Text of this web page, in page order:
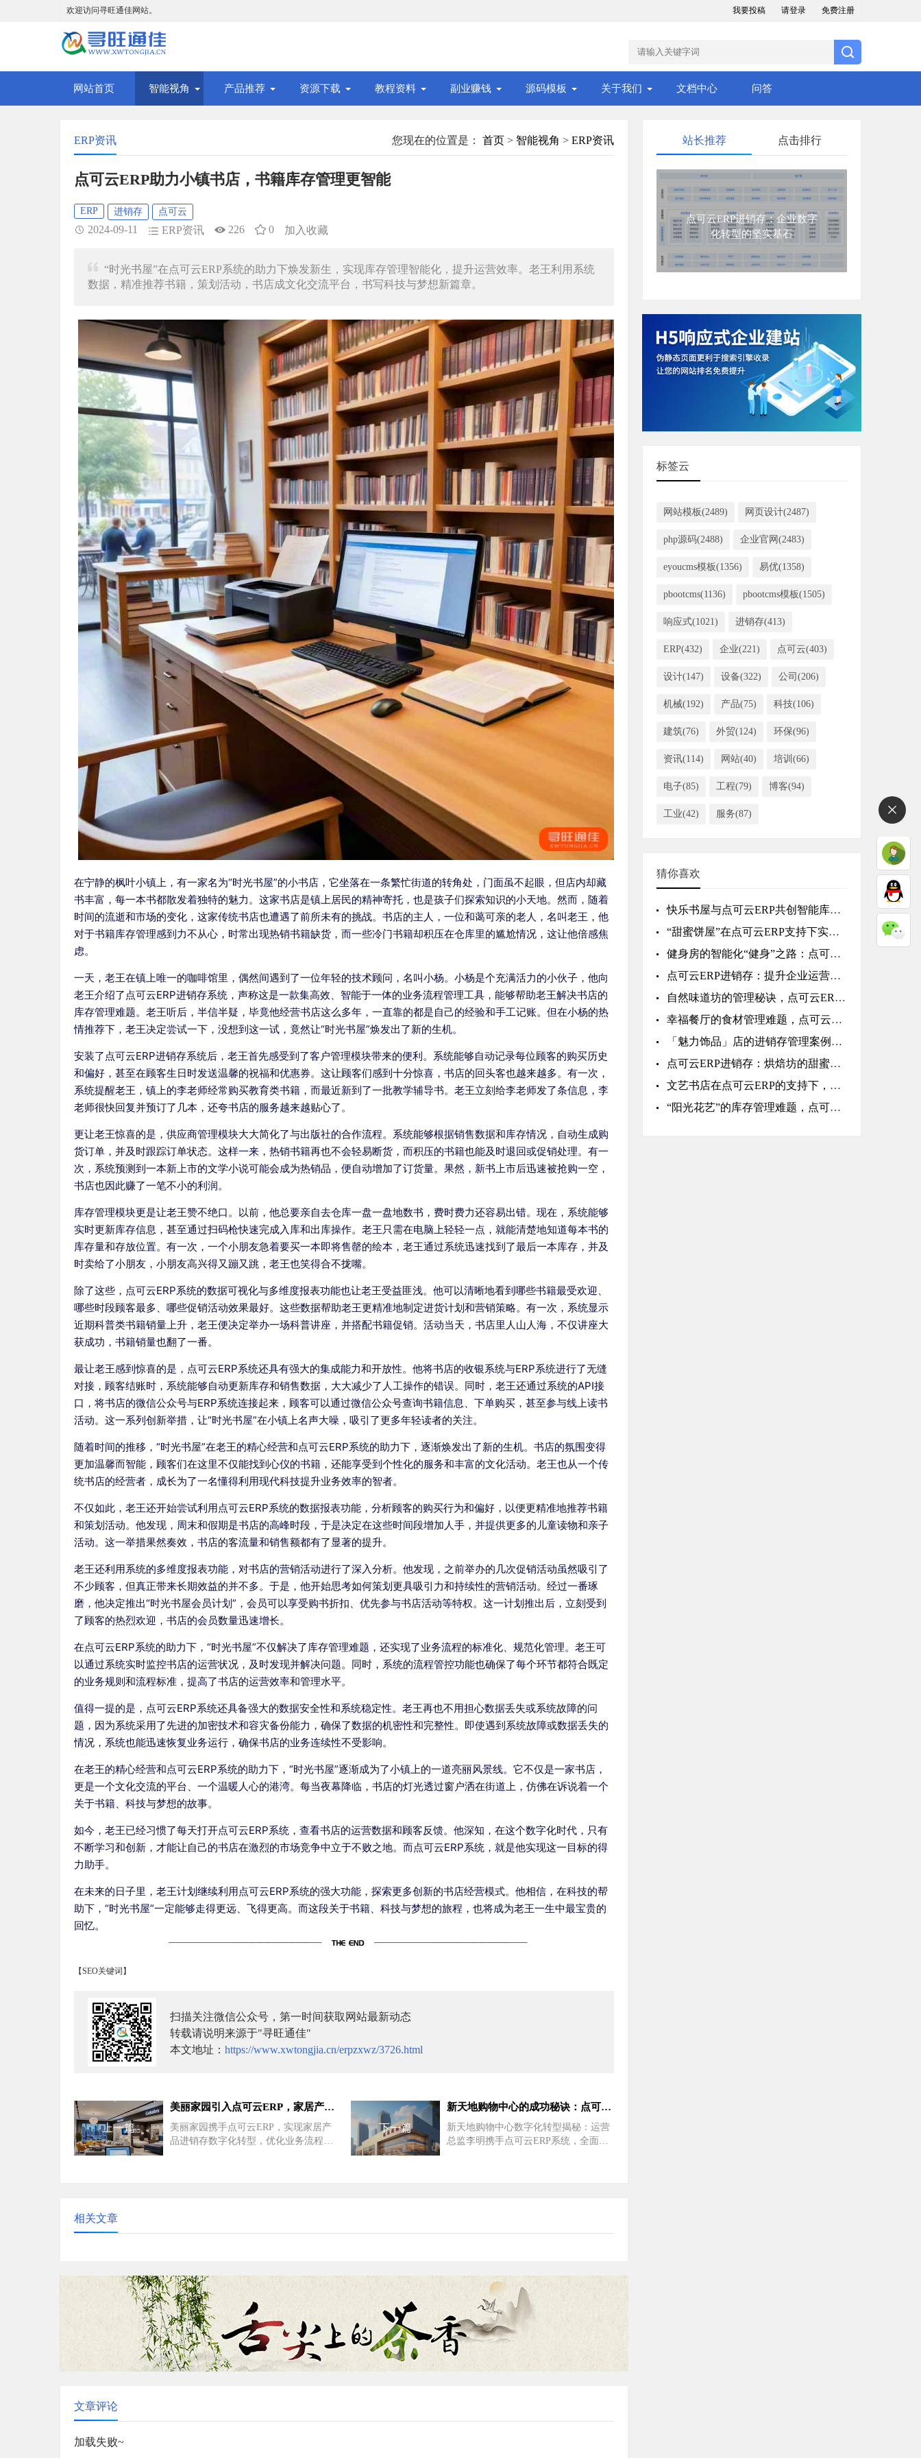
欢迎访问寻旺通佳网站。 我要投稿 请登录 免费注册
网站首页 智能视角 产品推荐 资源下载 教程资料 副业赚钱 源码模板 关于我们 文档中心 问答
您现在的位置是： 首页 > 智能视角 > ERP资讯
ERP资讯
点可云ERP助力小镇书店，书籍库存管理更智能
ERP 进销存 点可云
2024-09-11 ERP资讯 226 0 加入收藏
“时光书屋”在点可云ERP系统的助力下焕发新生，实现库存管理智能化，提升运营效率。老王利用系统
数据，精准推荐书籍，策划活动，书店成文化交流平台，书写科技与梦想新篇章。
在宁静的枫叶小镇上，有一家名为“时光书屋”的小书店，它坐落在一条繁忙街道的转角处，门面虽不起眼，但店内却藏
书丰富，每一本书都散发着独特的魅力。这家书店是镇上居民的精神寄托，也是孩子们探索知识的小天地。然而，随着
时间的流逝和市场的变化，这家传统书店也遭遇了前所未有的挑战。书店的主人，一位和蔼可亲的老人，名叫老王，他
对于书籍库存管理感到力不从心，时常出现热销书籍缺货，而一些冷门书籍却积压在仓库里的尴尬情况，这让他倍感焦
虑。
一天，老王在镇上唯一的咖啡馆里，偶然间遇到了一位年轻的技术顾问，名叫小杨。小杨是个充满活力的小伙子，他向
老王介绍了点可云ERP进销存系统，声称这是一款集高效、智能于一体的业务流程管理工具，能够帮助老王解决书店的
库存管理难题。老王听后，半信半疑，毕竟他经营书店这么多年，一直靠的都是自己的经验和手工记账。但在小杨的热
情推荐下，老王决定尝试一下，没想到这一试，竟然让“时光书屋”焕发出了新的生机。
安装了点可云ERP进销存系统后，老王首先感受到了客户管理模块带来的便利。系统能够自动记录每位顾客的购买历史
和偏好，甚至在顾客生日时发送温馨的祝福和优惠券。这让顾客们感到十分惊喜，书店的回头客也越来越多。有一次，
系统提醒老王，镇上的李老师经常购买教育类书籍，而最近新到了一批教学辅导书。老王立刻给李老师发了条信息，李
老师很快回复并预订了几本，还夸书店的服务越来越贴心了。
更让老王惊喜的是，供应商管理模块大大简化了与出版社的合作流程。系统能够根据销售数据和库存情况，自动生成购
货订单，并及时跟踪订单状态。这样一来，热销书籍再也不会轻易断货，而积压的书籍也能及时退回或促销处理。有一
次，系统预测到一本新上市的文学小说可能会成为热销品，便自动增加了订货量。果然，新书上市后迅速被抢购一空，
书店也因此赚了一笔不小的利润。
库存管理模块更是让老王赞不绝口。以前，他总要亲自去仓库一盘一盘地数书，费时费力还容易出错。现在，系统能够
实时更新库存信息，甚至通过扫码枪快速完成入库和出库操作。老王只需在电脑上轻轻一点，就能清楚地知道每本书的
库存量和存放位置。有一次，一个小朋友急着要买一本即将售罄的绘本，老王通过系统迅速找到了最后一本库存，并及
时卖给了小朋友，小朋友高兴得又蹦又跳，老王也笑得合不拢嘴。
除了这些，点可云ERP系统的数据可视化与多维度报表功能也让老王受益匪浅。他可以清晰地看到哪些书籍最受欢迎、
哪些时段顾客最多、哪些促销活动效果最好。这些数据帮助老王更精准地制定进货计划和营销策略。有一次，系统显示
近期科普类书籍销量上升，老王便决定举办一场科普讲座，并搭配书籍促销。活动当天，书店里人山人海，不仅讲座大
获成功，书籍销量也翻了一番。
最让老王感到惊喜的是，点可云ERP系统还具有强大的集成能力和开放性。他将书店的收银系统与ERP系统进行了无缝
对接，顾客结账时，系统能够自动更新库存和销售数据，大大减少了人工操作的错误。同时，老王还通过系统的API接
口，将书店的微信公众号与ERP系统连接起来，顾客可以通过微信公众号查询书籍信息、下单购买，甚至参与线上读书
活动。这一系列创新举措，让“时光书屋”在小镇上名声大噪，吸引了更多年轻读者的关注。
随着时间的推移，“时光书屋”在老王的精心经营和点可云ERP系统的助力下，逐渐焕发出了新的生机。书店的氛围变得
更加温馨而智能，顾客们在这里不仅能找到心仪的书籍，还能享受到个性化的服务和丰富的文化活动。老王也从一个传
统书店的经营者，成长为了一名懂得利用现代科技提升业务效率的智者。
不仅如此，老王还开始尝试利用点可云ERP系统的数据报表功能，分析顾客的购买行为和偏好，以便更精准地推荐书籍
和策划活动。他发现，周末和假期是书店的高峰时段，于是决定在这些时间段增加人手，并提供更多的儿童读物和亲子
活动。这一举措果然奏效，书店的客流量和销售额都有了显著的提升。
老王还利用系统的多维度报表功能，对书店的营销活动进行了深入分析。他发现，之前举办的几次促销活动虽然吸引了
不少顾客，但真正带来长期效益的并不多。于是，他开始思考如何策划更具吸引力和持续性的营销活动。经过一番琢
磨，他决定推出“时光书屋会员计划”，会员可以享受购书折扣、优先参与书店活动等特权。这一计划推出后，立刻受到
了顾客的热烈欢迎，书店的会员数量迅速增长。
在点可云ERP系统的助力下，“时光书屋”不仅解决了库存管理难题，还实现了业务流程的标准化、规范化管理。老王可
以通过系统实时监控书店的运营状况，及时发现并解决问题。同时，系统的流程管控功能也确保了每个环节都符合既定
的业务规则和流程标准，提高了书店的运营效率和管理水平。
值得一提的是，点可云ERP系统还具备强大的数据安全性和系统稳定性。老王再也不用担心数据丢失或系统故障的问
题，因为系统采用了先进的加密技术和容灾备份能力，确保了数据的机密性和完整性。即使遇到系统故障或数据丢失的
情况，系统也能迅速恢复业务运行，确保书店的业务连续性不受影响。
在老王的精心经营和点可云ERP系统的助力下，“时光书屋”逐渐成为了小镇上的一道亮丽风景线。它不仅是一家书店，
更是一个文化交流的平台、一个温暖人心的港湾。每当夜幕降临，书店的灯光透过窗户洒在街道上，仿佛在诉说着一个
关于书籍、科技与梦想的故事。
如今，老王已经习惯了每天打开点可云ERP系统，查看书店的运营数据和顾客反馈。他深知，在这个数字化时代，只有
不断学习和创新，才能让自己的书店在激烈的市场竞争中立于不败之地。而点可云ERP系统，就是他实现这一目标的得
力助手。
在未来的日子里，老王计划继续利用点可云ERP系统的强大功能，探索更多创新的书店经营模式。他相信，在科技的帮
助下，“时光书屋”一定能够走得更远、飞得更高。而这段关于书籍、科技与梦想的旅程，也将成为老王一生中最宝贵的
回忆。
【SEO关键词】
扫描关注微信公众号，第一时间获取网站最新动态
转载请说明来源于"寻旺通佳"
本文地址： https://www.xwtongjia.cn/erpzxwz/3726.html
上一篇
美丽家园引入点可云ERP，家居产品进销存更高效
美丽家园携手点可云ERP，实现家居产
品进销存数字化转型，优化业务流程，
下一篇
新天地购物中心的成功秘诀：点可云ERP全面升级
新天地购物中心数字化转型揭秘：运营
总监李明携手点可云ERP系统，全面优
相关文章
文章评论
加载失败~
站长推荐 点击排行
点可云ERP进销存：企业数字
化转型的坚实基石
标签云
网站模板(2489) 网页设计(2487)
php源码(2488) 企业官网(2483)
eyoucms模板(1356) 易优(1358)
pbootcms(1136) pbootcms模板(1505)
响应式(1021) 进销存(413)
ERP(432) 企业(221) 点可云(403)
设计(147) 设备(322) 公司(206)
机械(192) 产品(75) 科技(106)
建筑(76) 外贸(124) 环保(96)
资讯(114) 网站(40) 培训(66)
电子(85) 工程(79) 博客(94)
工业(42) 服务(87)
猜你喜欢
快乐书屋与点可云ERP共创智能库存管理新模式
“甜蜜饼屋”在点可云ERP支持下实现食品管理的全面优化
健身房的智能化“健身”之路：点可云ERP进销存实战
点可云ERP进销存：提升企业运营效率的选择
自然味道坊的管理秘诀，点可云ERP如何助力有机食品行业的库存管理？
幸福餐厅的食材管理难题，点可云ERP轻松解决
「魅力饰品」店的进销存管理案例，点可云ERP如何助力饰品行业
点可云ERP进销存：烘焙坊的甜蜜数字化“秘籍”，学起来！
文艺书店在点可云ERP的支持下，实现库存管理的精准化
“阳光花艺”的库存管理难题，点可云ERP带来智能化解决方案